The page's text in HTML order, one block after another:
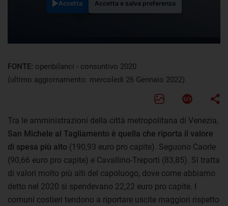
Accetta Accetta e salva preferenza
FONTE: openbilanci - consuntivo 2020
(ultimo aggiornamento: mercoledì 26 Gennaio 2022)
Tra le amministrazioni della città metropolitana di Venezia,
San Michele al Tagliamento è quella che riporta il valore
di spesa più alto (190,93 euro pro capite). Seguono Caorle
(90,66 euro pro capite) e Cavallino-Treporti (83,85). Si tratta
di valori molto più alti del capoluogo, dove come abbiamo
detto nel 2020 si spendevano 22,22 euro pro capite. I
comuni costieri tendono a riportare uscite maggiori rispetto